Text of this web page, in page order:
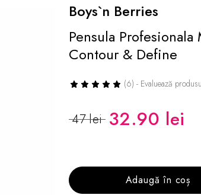
Boys`n Berries
Pensula
Contour & Define
(6) - Evaluează
47 lei 32.90 lei
Adaugă în coș